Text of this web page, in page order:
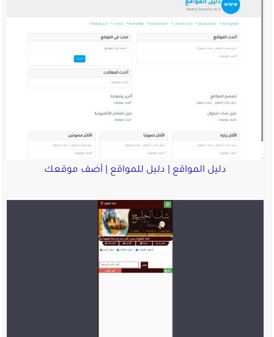
دليل المواقع | دليل للمواقع | أضف موقعك